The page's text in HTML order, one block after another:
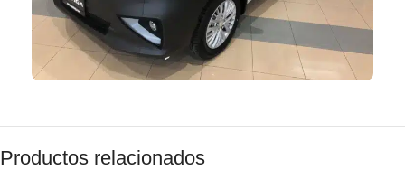
Productos relacionados